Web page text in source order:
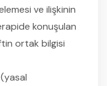
ve ilişkinin
konuşulan
ortak bilgisi